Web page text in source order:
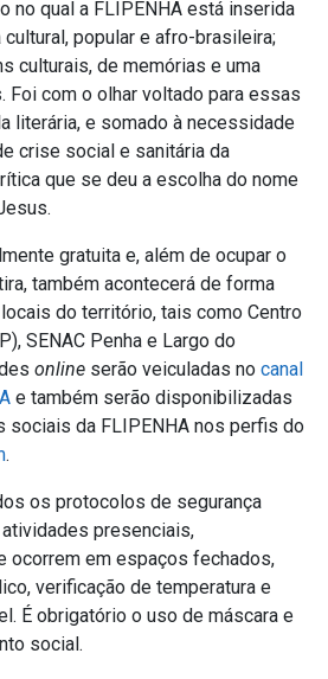
no qual a FLIPENHA está inserida
popular e afro-brasileira;
culturais, de memórias e uma
Foi com o olhar voltado para essas
literária, e somado à necessidade
crise social e sanitária da
que se deu a escolha do nome
gratuita e, além de ocupar o
também acontecerá de forma
do território, tais como Centro
SENAC Penha e Largo do
online serão veiculadas no canal
e também serão disponibilizadas
sociais da FLIPENHA nos perfis do
.
os protocolos de segurança
presenciais,
ocorrem em espaços fechados,
verificação de temperatura e
É obrigatório o uso de máscara e
social.